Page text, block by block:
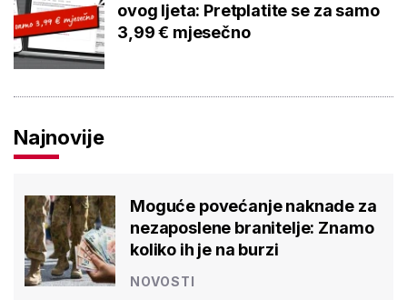
ovog ljeta: Pretplatite se za samo
3,99 € mjesečno
Najnovije
Moguće povećanje naknade za
nezaposlene branitelje: Znamo
koliko ih je na burzi
NOVOSTI